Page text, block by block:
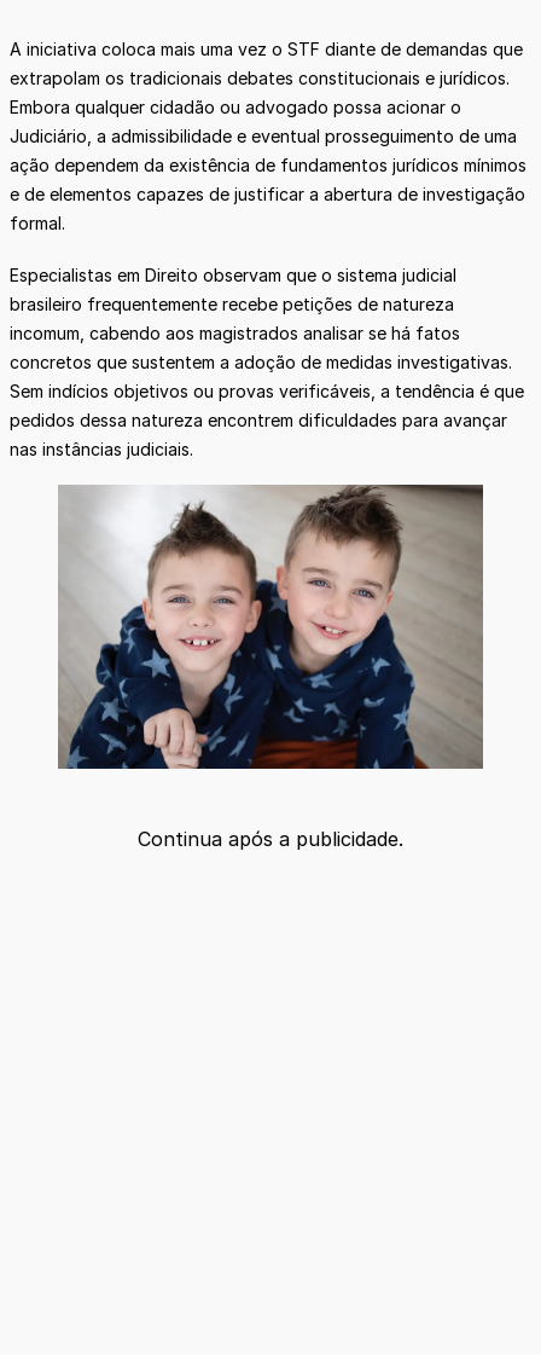
A iniciativa coloca mais uma vez o STF diante de demandas que
extrapolam os tradicionais debates constitucionais e jurídicos.
Embora qualquer cidadão ou advogado possa acionar o
Judiciário, a admissibilidade e eventual prosseguimento de uma
ação dependem da existência de fundamentos jurídicos mínimos
e de elementos capazes de justificar a abertura de investigação
formal.
Especialistas em Direito observam que o sistema judicial
brasileiro frequentemente recebe petições de natureza
incomum, cabendo aos magistrados analisar se há fatos
concretos que sustentem a adoção de medidas investigativas.
Sem indícios objetivos ou provas verificáveis, a tendência é que
pedidos dessa natureza encontrem dificuldades para avançar
nas instâncias judiciais.
Continua após a publicidade.